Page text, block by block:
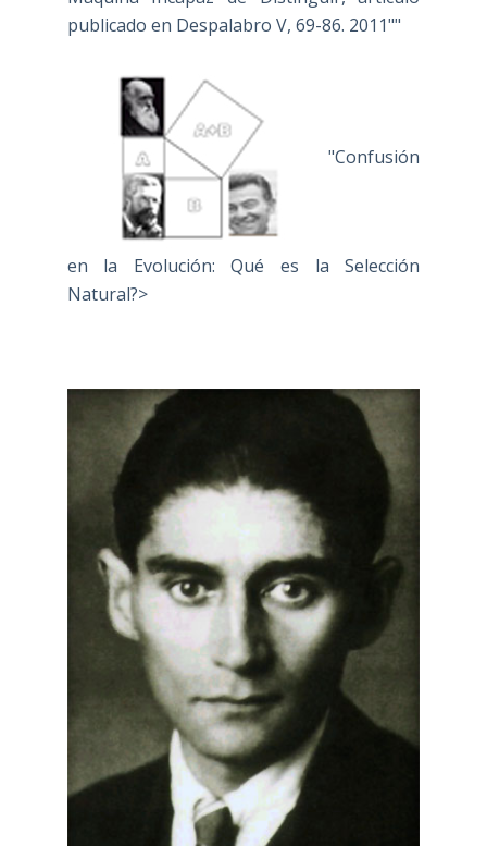
publicado en Despalabro V, 69-86. 2011""
"Confusión
en la Evolución: Qué es la Selección
Natural?>